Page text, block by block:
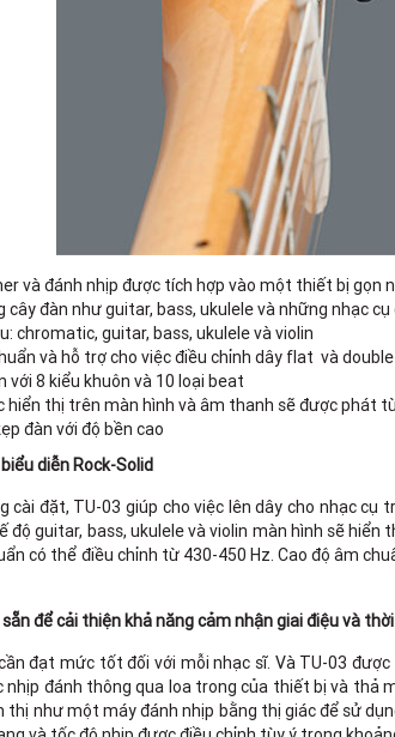
và đánh nhịp được tích hợp vào một thiết bị gọn
đàn như guitar, bass, ukulele và những nhạc cụ
chromatic, guitar, bass, ukulele và violin
và hỗ trợ cho việc điều chỉnh dây flat và
8 kiểu khuôn và 10 loại beat
hiển thị trên màn hình và âm thanh sẽ được phát
đàn với độ bền cao
diễn Rock-Solid
cài đặt, TU-03 giúp cho việc lên dây cho nhạc
độ guitar, bass, ukulele và violin màn hình sẽ
có thể điều chỉnh từ 430-450 Hz. Cao độ âm
để cải thiện khả năng cảm nhận giai điệu và
đạt mức tốt đối với mỗi nhạc sĩ. Và TU-03
nhịp đánh thông qua loa trong của thiết bị và
thị như một máy đánh nhịp bằng thị giác để sử